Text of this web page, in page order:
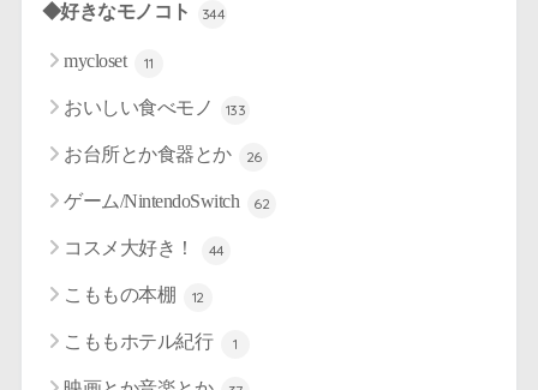
◆好きなモノコト 344
mycloset 11
おいしい食べモノ 133
お台所とか食器とか 26
ゲーム/NintendoSwitch 62
コスメ大好き！ 44
こももの本棚 12
こももホテル紀行 1